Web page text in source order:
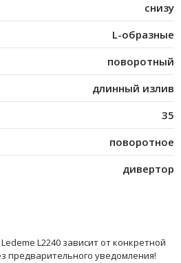
снизу
L-образные
поворотный
длинный излив
35
поворотное
дивертор
L2240 зависит от конкретной
предварительного уведомления!